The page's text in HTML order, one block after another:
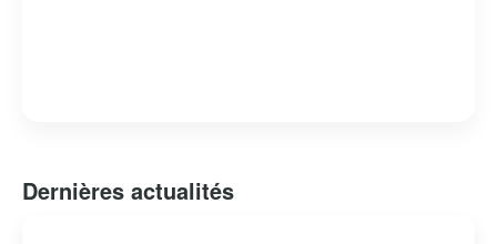
Dernières actualités